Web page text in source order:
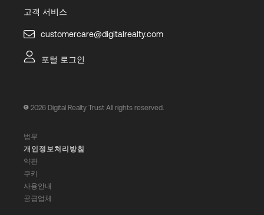
고객 서비스
customercare@digitalrealty.com
포털 로그인
2026 Digital Realty Trust All rights reserved.
법무
개인정보처리방침
약관
쿠키
사용안내
공급업체